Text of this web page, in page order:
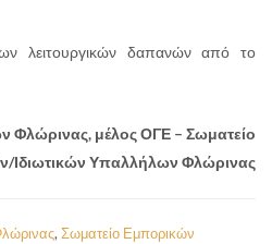
λειτουργικών δαπανών από το
Φλώρινας, μέλος ΟΓΕ – Σωματείο
Ιδιωτικών Υπαλλήλων Φλώρινας
,Σωματείο Εμπορικών